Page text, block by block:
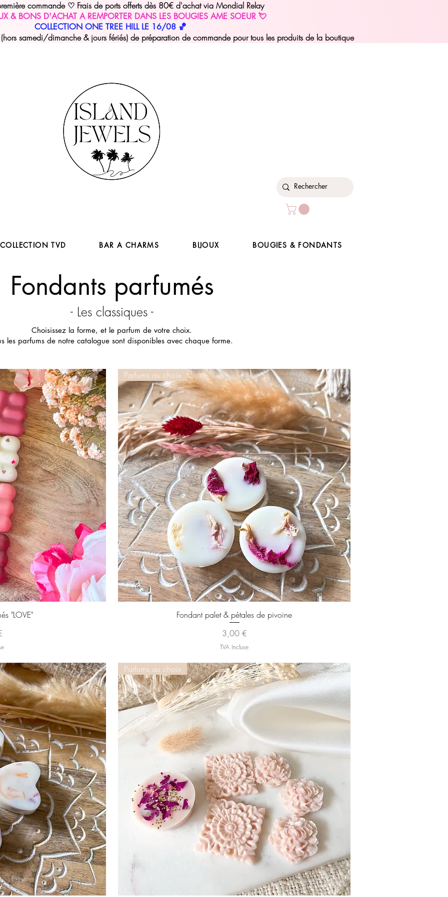
commande ♡ Frais de ports offerts dès 80€ d'achat via Mondial Relay
& BONS D'ACHAT A REMPORTER DANS LES BOUGIES AME SOEUR 💘
COLLECTION ONE TREE HILL LE 16/08 🏀
samedi/dimanche & jours fériés) de préparation de commande pour tous les produits de la boutique
COLLECTION TVD BAR A CHARMS BIJOUX BOUGIES & FONDANTS
Fondants parfumés
- Les classiques -
Choisissez la forme, et le parfum de votre choix.
les parfums de notre catalogue sont disponibles avec chaque forme.
"LOVE"
Aperçu rapide
Parfums au choix
Fondant palet & pétales de pivoine
Prix
3,00 €
TVA Incluse
Parfums au choix